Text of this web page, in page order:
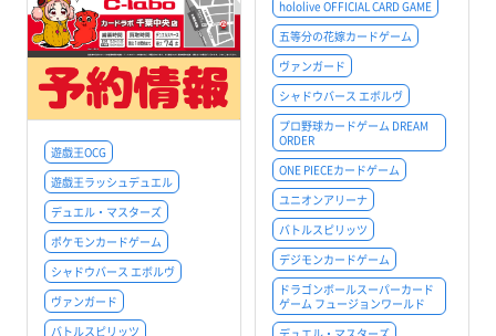
hololive OFFICIAL CARD GAME
五等分の花嫁カードゲーム
ヴァンガード
シャドウバース エボルヴ
プロ野球カードゲーム DREAM
ORDER
ONE PIECEカードゲーム
ユニオンアリーナ
バトルスピリッツ
デジモンカードゲーム
ドラゴンボールスーパーカード
ゲーム フュージョンワールド
遊戯王OCG
遊戯王ラッシュデュエル
デュエル・マスターズ
ポケモンカードゲーム
シャドウバース エボルヴ
ヴァンガード
バトルスピリッツ